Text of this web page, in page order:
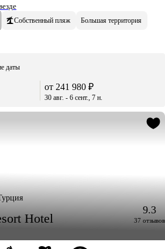
Собственный пляж Большая территория
даты
от 241 980 ₽
30 авг. - 6 сент., 7 н.
Hotel
9.3
37 отзывов